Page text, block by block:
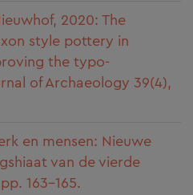
2020: The
style pottery in
the typo-
of Archaeology 39(4),
en mensen: Nieuwe
van de vierde
163-165.